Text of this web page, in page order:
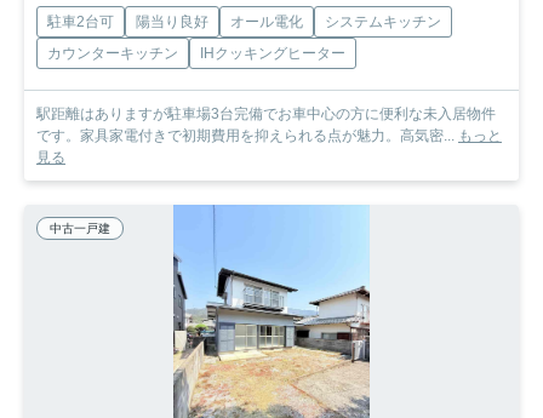
駐車2台可 陽当り良好 オール電化
システムキッチン
カウンターキッチン
IHクッキングヒーター
駅距離はありますが駐車場3台完備でお車中心の方に便利な未入居物件
です。家具家電付きで初期費用を抑えられる点が魅力。高気密...
もっと
見る
中古一戸建